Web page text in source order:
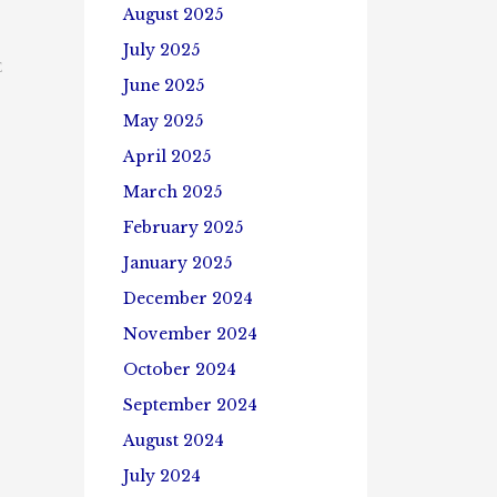
August 2025
July 2025
June 2025
May 2025
April 2025
March 2025
February 2025
January 2025
December 2024
November 2024
October 2024
September 2024
August 2024
July 2024